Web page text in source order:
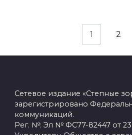
1 2
Сетевое издание «Степные
зарегистрировано
коммуникаций.
Рег. №: Эл № ФС77-82447 от 23